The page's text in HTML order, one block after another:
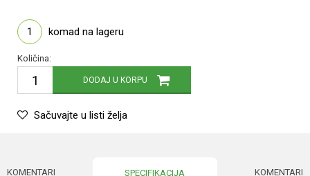
1 komad na lageru
Količina:
DODAJ U KORPU
Sačuvajte u listi želja
KOMENTARI SPECIFIKACIJA KOMENTARI